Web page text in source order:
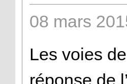
08 mars
Les voies
réponse de